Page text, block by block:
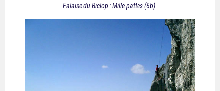
Falaise du Biclop : Mille pattes (6b).